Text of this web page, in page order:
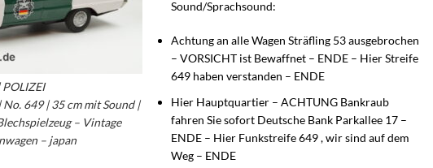
POLIZEI
649 | 35 cm mit Sound |
– Vintage
– japan
Sound/Sprachsound:
Achtung an alle Wagen Sträfling 53 ausgebrochen
– VORSICHT ist Bewaffnet – ENDE – Hier Streife
649 haben verstanden – ENDE
Hier Hauptquartier – ACHTUNG Bankraub
fahren Sie sofort Deutsche Bank Parkallee 17 –
ENDE – Hier Funkstreife 649 , wir sind auf dem
Weg – ENDE